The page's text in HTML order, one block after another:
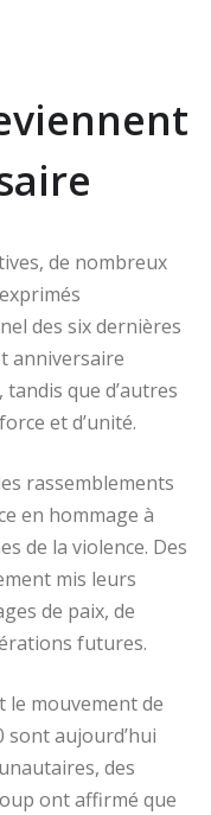
de nombreux
des six dernières
anniversaire
que d’autres
et d’unité.
rassemblements
en hommage à
de la violence. Des
mis leurs
de paix, de
futures.
le mouvement de
sont aujourd’hui
des
ont affirmé que